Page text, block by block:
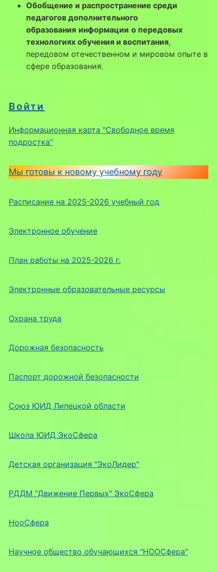
Войти
Информационная карта "Свободное время
подростка"
Мы готовы к новому учебному году
Расписание на 2025-2026 учебный год
Электронное обучение
План работы на 2025-2026 г.
Электронные образовательные ресурсы
Охрана труда
Дорожная безопасность
Паспорт дорожной безопасности
Союз ЮИД Липецкой области
Школа ЮИД ЭкоСфера
Детская организация "ЭкоЛидер"
РДДМ "Движение Первых" ЭкоСфера
НооСфера
Научное общество обучающихся "НООСфера"
Обобщение и распространение среди
педагогов дополнительного
образования информации о передовых
технологиях обучения и воспитания,
передовом отечественном и мировом опыте в
сфере образования.